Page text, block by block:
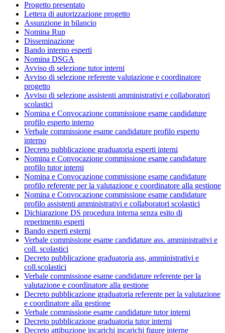
Progetto presentato
Lettera di autorizzazione progetto
Assunzione in bilancio
Nomina Rup
Disseminazione
Bando interno esperti
Nomina DSGA
Avviso di selezione tutor interni
Avviso di selezione referente valutazione e coordinatore
progetto
Avviso di selezione assistenti amministrativi e collaboratori
scolastici
Nomina e Convocazione commissione esame candidature
profilo esperto interno
Verbale commissione esame candidature profilo esperto
interno
Decreto pubblicazione graduatoria esperti interni
Nomina e Convocazione commissione esame candidature
profilo tutor interni
Nomina e Convocazione commissione esame candidature
profilo referente per la valutazione e coordinatore alla gestione
Nomina e Convocazione commissione esame candidature
profilo assistenti amministrativi e collaboratori scolastici
Dichiarazione DS procedura interna senza esito di
reperimento esperti
Bando esperti esterni
Verbale commissione esame candidature ass. amministrativi e
coll. scolastici
Decreto pubblicazione graduatoria ass, amministrativi e
coll.scolastici
Verbale commissione esame candidature referente per la
valutazione e coordinatore alla gestione
Decreto pubblicazione graduatoria referente per la valutazione
e coordinatore alla gestione
Verbale commissione esame candidature tutor interni
Decreto pubblicazione graduatoria tutor interni
Decreto attibuzione incarichi incarichi figure interne